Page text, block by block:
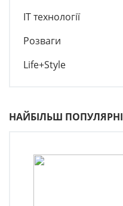
IT технології
Розваги
Life+Style
НАЙБІЛЬШ ПОПУЛЯРНІ